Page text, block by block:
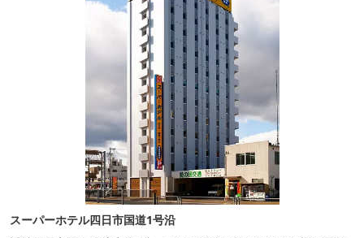
スーパーホテル四日市国道1号沿